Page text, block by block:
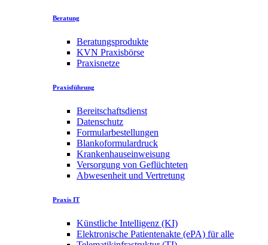
Beratung
Beratungsprodukte
KVN Praxisbörse
Praxisnetze
Praxisführung
Bereitschaftsdienst
Datenschutz
Formularbestellungen
Blankoformulardruck
Krankenhauseinweisung
Versorgung von Geflüchteten
Abwesenheit und Vertretung
Praxis IT
Künstliche Intelligenz (KI)
Elektronische Patientenakte (ePA) für alle